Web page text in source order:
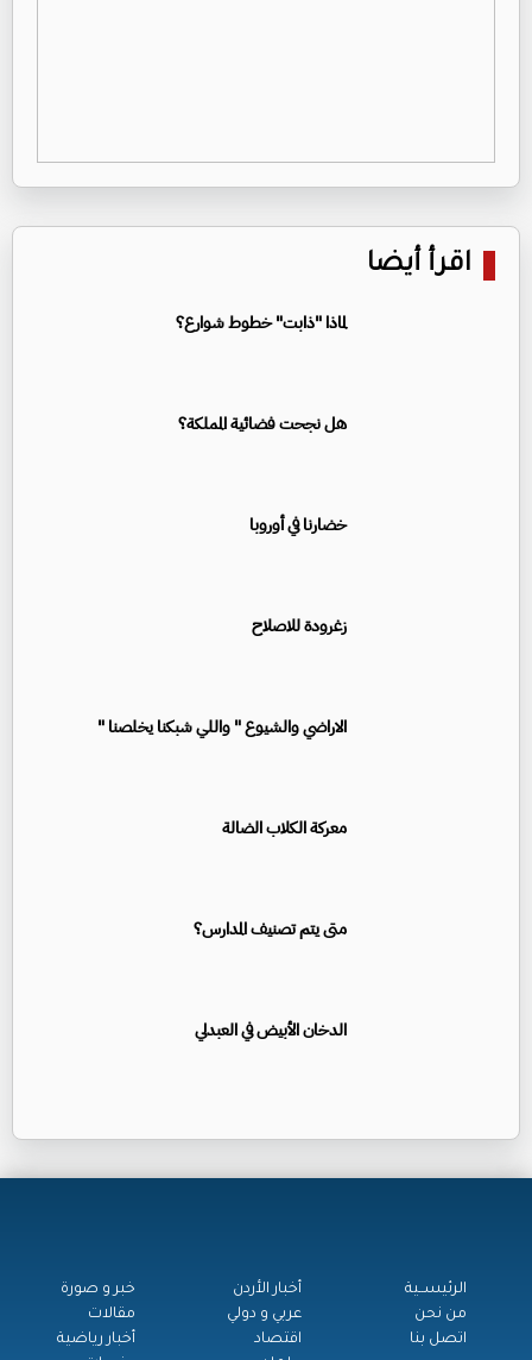
اقرأ أيضا
لماذا "ذابت" خطوط شوارع؟
هل نجحت فضائية المملكة؟
خضارنا في أوروبا
زغرودة للاصلاح
الاراضي والشيوع " واللي شبكنا يخلصنا "
معركة الكلاب الضالة
متى يتم تصنيف المدارس؟
الدخان الأبيض في العبدلي
الرئيســية
من نحن
اتصل بنا
أخبار الأردن
عربي و دولي
اقتصاد
خبر و صورة
مقالات
أخبار رياضية